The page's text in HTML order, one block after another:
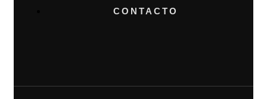
CONTACTO